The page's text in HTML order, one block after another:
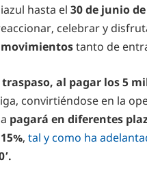
hasta el 30 de junio de
celebrar y
movimientostanto de
traspaso, al pagar los 5
convirtiéndose en la
pagará en diferentes
, tal y como ha